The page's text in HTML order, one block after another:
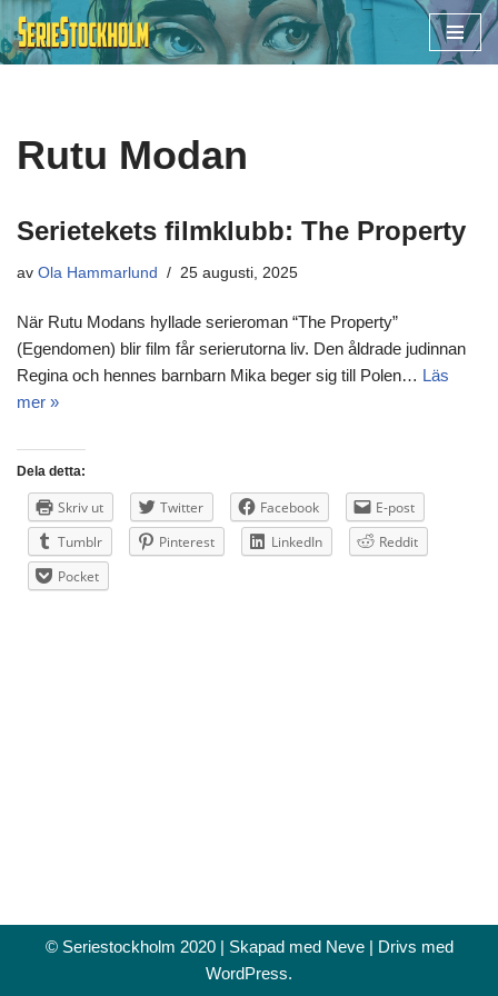
Hoppa
Rutu Modan
Serietekets filmklubb: The Property
av Ola Hammarlund 25 augusti, 2025
När Rutu Modans hyllade serieroman “The Property”
(Egendomen) blir film får serierutorna liv. Den åldrade judinnan
Regina och hennes barnbarn Mika beger sig till Polen… Läs
mer »
Dela detta:
Skriv ut Twitter Facebook
E-post
Tumblr
Pinterest LinkedIn
Reddit
Pocket
© Seriestockholm 2020 | Skapad med Neve| Drivs med
WordPress.